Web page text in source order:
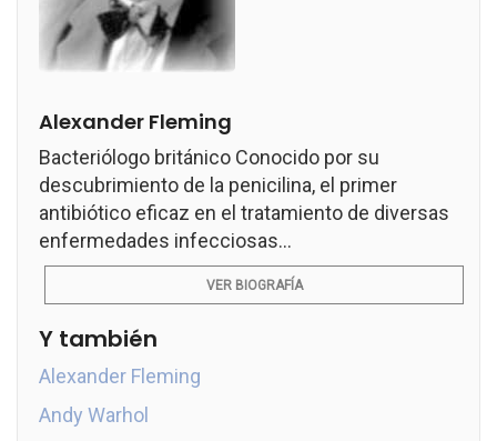
Alexander Fleming
Bacteriólogo británico Conocido por su
descubrimiento de la penicilina, el primer
antibiótico eficaz en el tratamiento de diversas
enfermedades infecciosas...
VER BIOGRAFÍA
Y también
Alexander Fleming
Andy Warhol